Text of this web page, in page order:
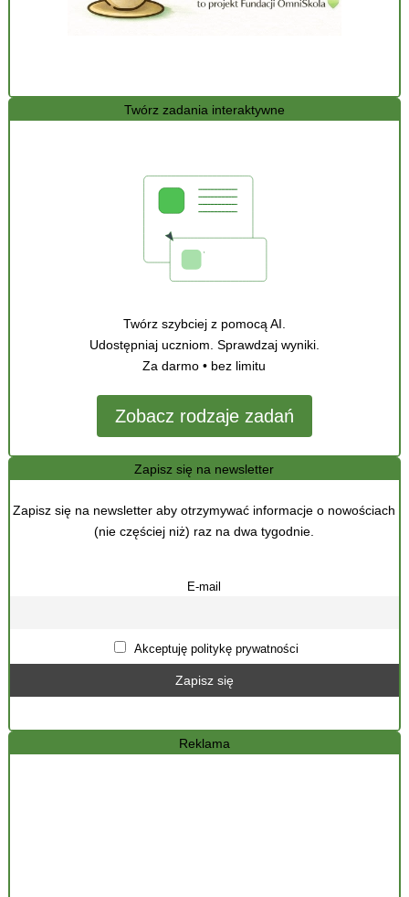
Twórz zadania interaktywne
Twórz szybciej z pomocą AI.
Udostępniaj uczniom. Sprawdzaj wyniki.
Za darmo • bez limitu
Zobacz rodzaje zadań
Zapisz się na newsletter
Zapisz się na newsletter aby otrzymywać informacje o nowościach
(nie częściej niż) raz na dwa tygodnie.
E-mail
Akceptuję politykę prywatności
Reklama